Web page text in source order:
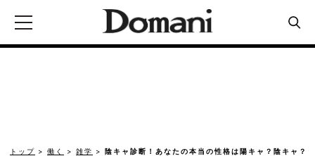
トップ 働く 雑学 陰キャ診断！あなたの本当の性格は陽キャ？陰キャ？